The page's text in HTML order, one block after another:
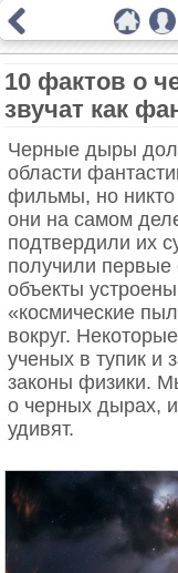
10 фактов о
звучат как
Черные дыры
области
фильмы, но никто
они на самом
подтвердили их
получили первые
объекты
«космические
вокруг.
ученых в тупик и
законы физики.
о черных дырах,
удивят.